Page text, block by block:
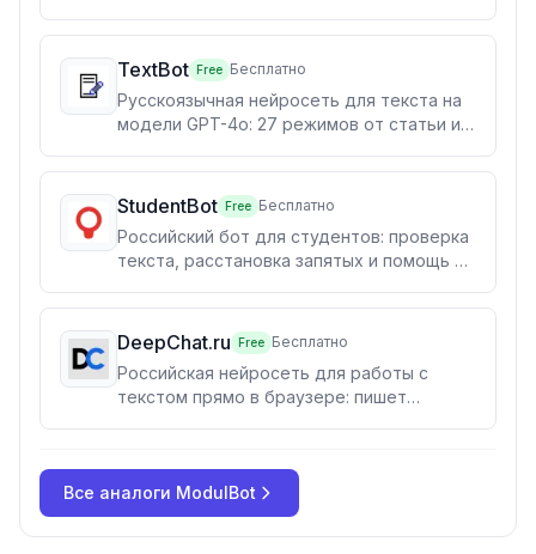
разбора предложения, восемь тонов
подачи, генерация картинок и API. Оплата
пакетами запросов, без подписки.
TextBot Free Бесплатно
Русскоязычная нейросеть для текста на
модели GPT-4o: 27 режимов от статьи и
Оплата разовыми пакетами запросов,
есть API. Для копирайтеров, SEO-
специалистов и учащихся.
StudentBot Free Бесплатно
Российский бот для студентов: проверка
текста, расстановка запятых и помощь с
DeepChat.ru Free Бесплатно
Российская нейросеть для работы с
текстом прямо в браузере: пишет
запятые, делает рерайт и рисует
картинки. Для копирайтеров, студентов,
SMM-специалистов и всех, кто пишет
много.
Все аналоги ModulBot